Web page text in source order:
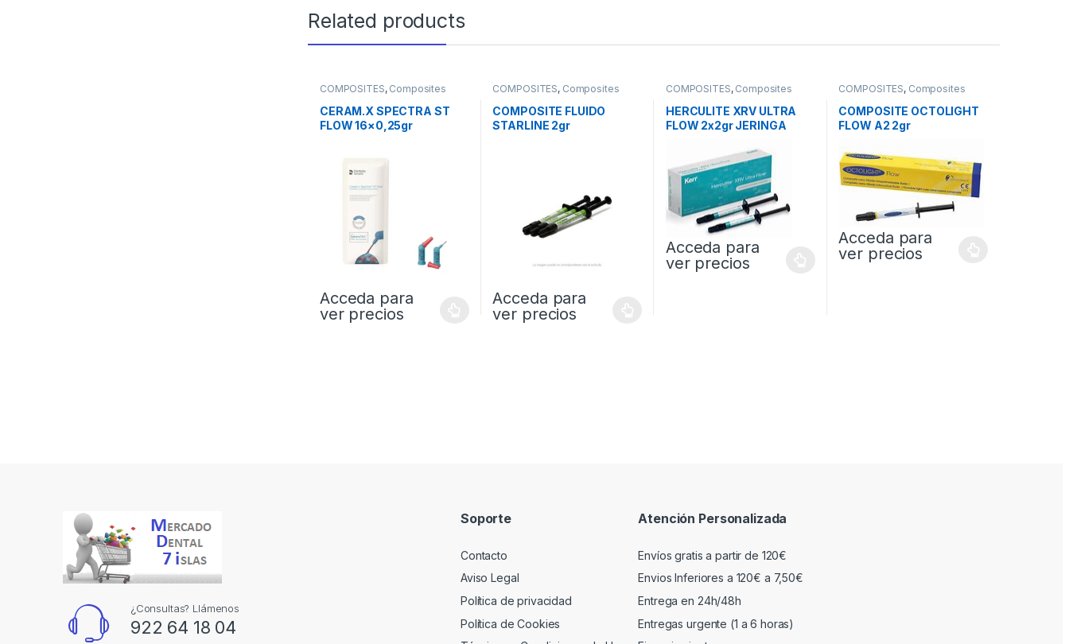
Related products
COMPOSITES, Composites
CERAM.X SPECTRA ST
FLOW 16×0,25gr
Acceda para
ver precios
COMPOSITES, Composites
COMPOSITE FLUIDO
STARLINE 2gr
Acceda para
ver precios
COMPOSITES, Composites
HERCULITE XRV ULTRA
FLOW 2x2gr JERINGA
Acceda para
ver precios
COMPOSITES, Composites
COMPOSITE OCTOLIGHT
FLOW A2 2gr
Acceda para
ver precios
¿Consultas? Llámenos
922 64 18 04
Soporte
Contacto
Aviso Legal
Política de privacidad
Política de Cookies
Atención Personalizada
Envíos gratis a partir de 120€
Envios Inferiores a 120€ a 7,50€
Entrega en 24h/48h
Entregas urgente (1 a 6 horas)